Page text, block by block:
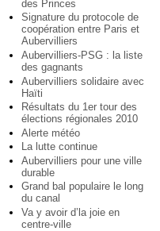
des Princes
Signature du protocole de
coopération entre Paris et
Aubervilliers
Aubervilliers-PSG : la liste
des gagnants
Aubervilliers solidaire avec
Haïti
Résultats du 1er tour des
élections régionales 2010
Alerte météo
La lutte continue
Aubervilliers pour une ville
durable
Grand bal populaire le long
du canal
Va y avoir d’la joie en
centre-ville